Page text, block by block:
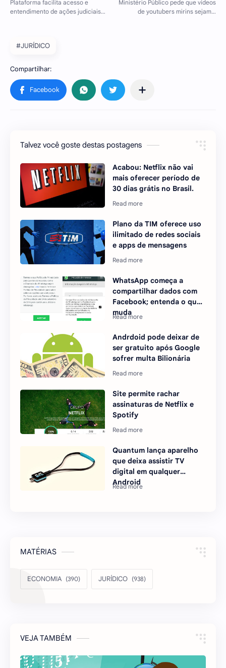
#JURÍDICO
Talvez você goste destas postagens
Acabou: Netflix não vai
mais oferecer período de
30 dias grátis no Brasil.
Plano da TIM oferece uso
ilimitado de redes sociais
e apps de mensagens
WhatsApp começa a
compartilhar dados com
Facebook; entenda o que
muda
Andrdoid pode deixar de
ser gratuito após Google
sofrer multa Bilionária
Site permite rachar
assinaturas de Netflix e
Spotify
Quantum lança aparelho
que deixa assistir TV
digital em qualquer
Android
MATÉRIAS
ECONOMIA JURÍDICO
VEJA TAMBÉM